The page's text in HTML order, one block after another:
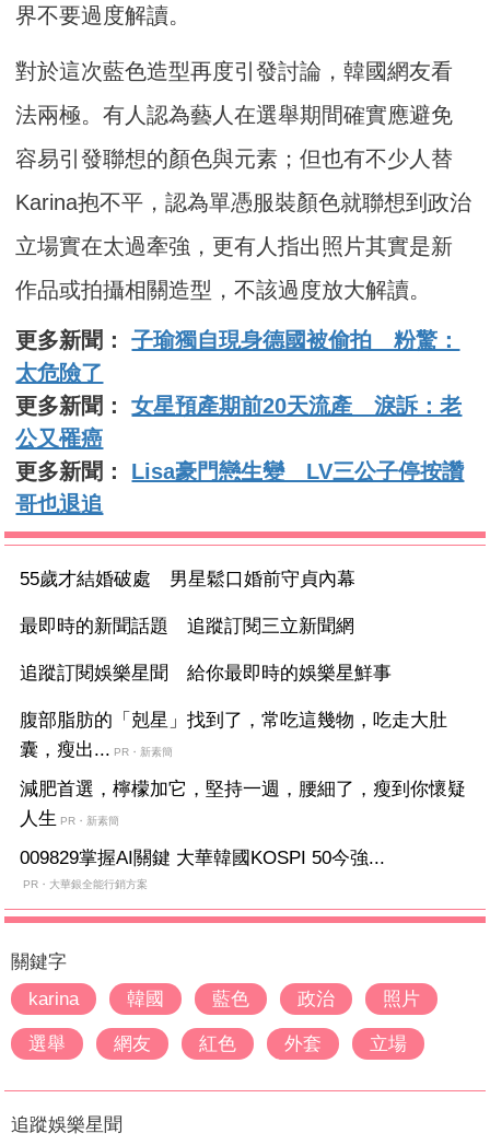
界不要過度解讀。
對於這次藍色造型再度引發討論，韓國網友看
法兩極。有人認為藝人在選舉期間確實應避免
容易引發聯想的顏色與元素；但也有不少人替
Karina抱不平，認為單憑服裝顏色就聯想到政治
立場實在太過牽強，更有人指出照片其實是新
作品或拍攝相關造型，不該過度放大解讀。
更多新聞：子瑜獨自現身德國被偷拍 粉驚：
太危險了
更多新聞：女星預產期前20天流產 淚訴：老
公又罹癌
更多新聞： Lisa豪門戀生變 LV三公子停按讚
哥也退追
55歲才結婚破處 男星鬆口婚前守貞內幕
最即時的新聞話題 追蹤訂閱三立新聞網
追蹤訂閱娛樂星聞 給你最即時的娛樂星鮮事
腹部脂肪的「剋星」找到了，常吃這幾物，吃走大肚
囊，瘦出... PR・新素簡
減肥首選，檸檬加它，堅持一週，腰細了，瘦到你懷疑
人生 PR・新素簡
009829掌握AI關鍵 大華韓國KOSPI 50今強...
PR・大華銀全能行銷方案
關鍵字
karina
韓國 藍色 政治 照片
選舉 網友 紅色 外套 立場
追蹤娛樂星聞